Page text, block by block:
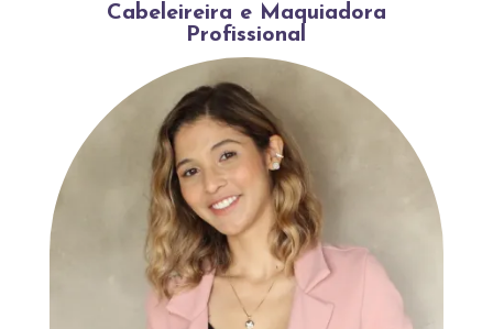
Cabeleireira e Maquiadora
Profissional